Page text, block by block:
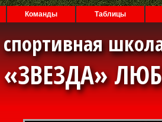
Команды Таблицы
спортивная
«ЗВЕЗДА»